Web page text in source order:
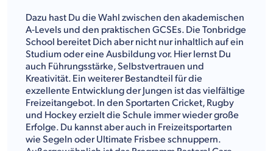
Dazu hast Du die Wahl zwischen den akademischen
A-Levels und den praktischen GCSEs. Die Tonbridge
School bereitet Dich aber nicht nur inhaltlich auf ein
Studium oder eine Ausbildung vor. Hier lernst Du
auch Führungsstärke, Selbstvertrauen und
Kreativität. Ein weiterer Bestandteil für die
exzellente Entwicklung der Jungen ist das vielfältige
Freizeitangebot. In den Sportarten Cricket, Rugby
und Hockey erzielt die Schule immer wieder große
Erfolge. Du kannst aber auch in Freizeitsportarten
wie Segeln oder Ultimate Frisbee schnuppern.